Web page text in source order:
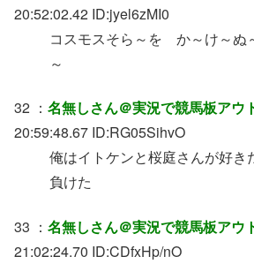
20:52:02.42 ID:jyel6zMI0
コスモスそら～を か～け～ぬ
～
32 ： 名無しさん＠実況で競馬板アウ
20:59:48.67 ID:RG05SihvO
俺はイトケンと桜庭さんが好き
負けた
33 ： 名無しさん＠実況で競馬板アウ
21:02:24.70 ID:CDfxHp/nO